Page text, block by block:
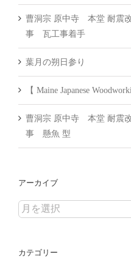
曹洞宗 原中寺 本堂 耐震
事 瓦工事着手
葉月の朔日参り
【 Maine Japanese
曹洞宗 原中寺 本堂 耐震
事 懸魚 型
アーカイブ
ア
イ
カテゴリー